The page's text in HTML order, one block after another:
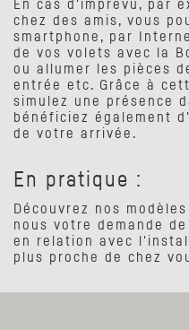
En cas d'imprévu, par
chez des amis, vous
smartphone, par
de vos volets avec la
ou allumer les pièces
entrée etc. Grâce à
simulez une présence
bénéficiez également
de votre arrivée.
En pratique :
Découvrez nos
nous votre demande
en relation avec
plus proche de chez